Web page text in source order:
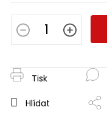
Měrná
cena:
Tisk
Hlídat